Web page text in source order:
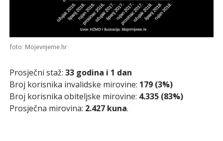
foto: Mojevrijeme.hr
Prosječni staž: 33 godina i 1 dan
Broj korisnika invalidske mirovine: 179 (3%)
Broj korisnika obiteljske mirovine: 4.335 (83%)
Prosječna mirovina: 2.427 kuna.